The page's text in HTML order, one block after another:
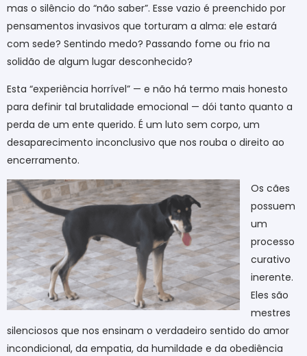
mas o silêncio do “não saber”. Esse vazio é preenchido por
pensamentos invasivos que torturam a alma: ele estará
com sede? Sentindo medo? Passando fome ou frio na
solidão de algum lugar desconhecido?
Esta “experiência horrível” — e não há termo mais honesto
para definir tal brutalidade emocional — dói tanto quanto a
perda de um ente querido. É um luto sem corpo, um
desaparecimento inconclusivo que nos rouba o direito ao
encerramento.
Os cães
possuem
um
processo
curativo
inerente.
Eles são
mestres
silenciosos que nos ensinam o verdadeiro sentido do amor
incondicional, da empatia, da humildade e da obediência